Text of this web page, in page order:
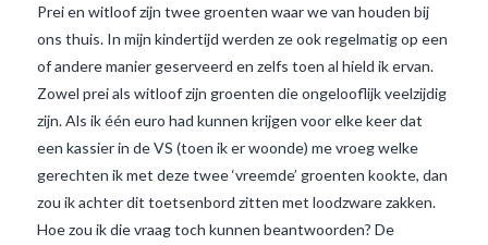
Prei en witloof zijn twee groenten waar we van houden bij
ons thuis. In mijn kindertijd werden ze ook regelmatig op een
of andere manier geserveerd en zelfs toen al hield ik ervan.
Zowel prei als witloof zijn groenten die ongelooflijk veelzijdig
zijn. Als ik één euro had kunnen krijgen voor elke keer dat
een kassier in de VS (toen ik er woonde) me vroeg welke
gerechten ik met deze twee ‘vreemde’ groenten kookte, dan
zou ik achter dit toetsenbord zitten met loodzware zakken.
Hoe zou ik die vraag toch kunnen beantwoorden? De